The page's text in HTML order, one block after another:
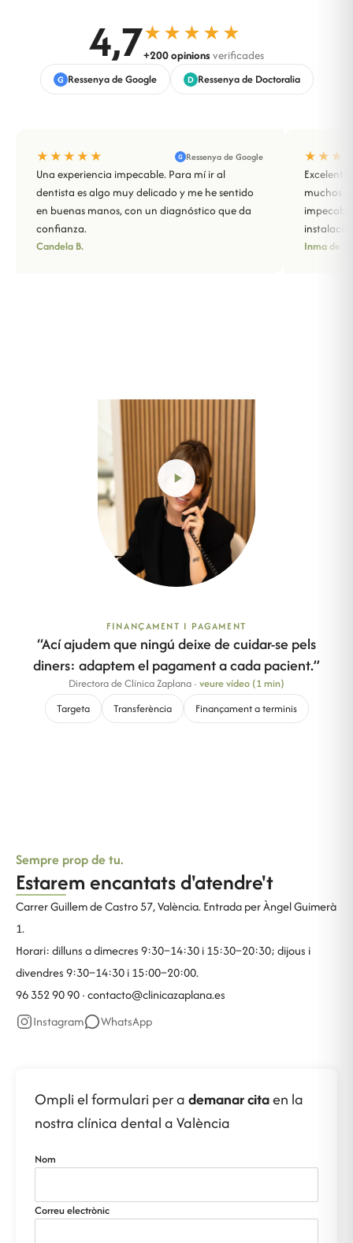
4,7★★★★★
+200 opinions verificades
G Ressenya de Google D Ressenya de Doctoralia
★★★★★ G Ressenya de Google
Una experiencia impecable. Para mí ir al
dentista es algo muy delicado y me he sentido
en buenas manos, con un diagnóstico que da
confianza.
Candela B.
muchos
Inma de
FINANÇAMENT I PAGAMENT
“Ací ajudem que ningú deixe de cuidar-se pels
diners: adaptem el pagament a cada pacient.”
Directora de Clínica Zaplana · veure vídeo (1 min)
Targeta
Transferència Finançament a terminis
Sempre prop de tu.
Estarem encantats d'atendre't
Carrer Guillem de Castro 57, València. Entrada per Àngel Guimerà
1.
Horari: dilluns a dimecres 9:30–14:30 i 15:30–20:30; dijous i
divendres 9:30–14:30 i 15:00–20:00.
96 352 90 90 ·contacto@clinicazaplana.es
Instagram
WhatsApp
Ompli el formulari per ademanar citaen la
nostra clínica dental a València
Nom
Correu electrònic